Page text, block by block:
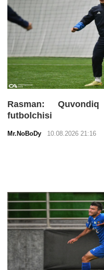
Rasman:
futbolchisi
Mr.NoBoDy 10.08.2026 21:16